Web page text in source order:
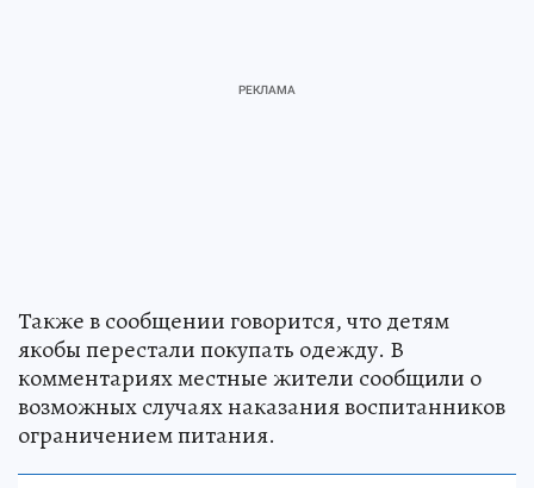
Также в сообщении говорится, что детям
якобы перестали покупать одежду. В
комментариях местные жители сообщили о
возможных случаях наказания воспитанников
ограничением питания.